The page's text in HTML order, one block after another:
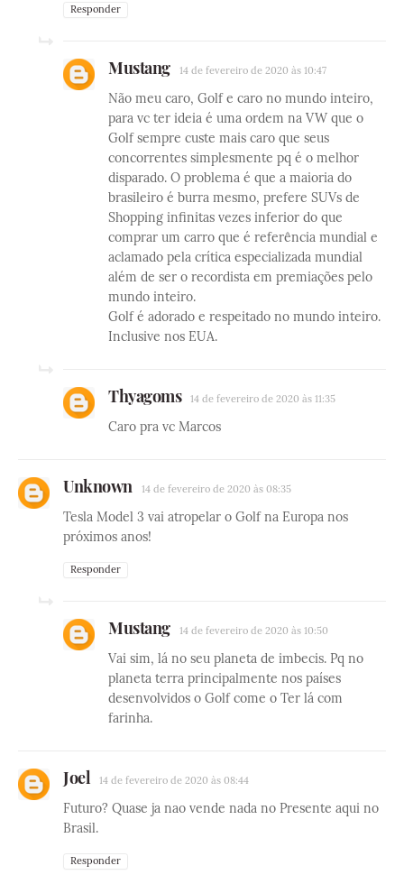
Responder
Mustang 14 de fevereiro de 2020 às 10:47
Não meu caro, Golf e caro no mundo inteiro,
para vc ter ideia é uma ordem na VW que o
Golf sempre custe mais caro que seus
concorrentes simplesmente pq é o melhor
disparado. O problema é que a maioria do
brasileiro é burra mesmo, prefere SUVs de
Shopping infinitas vezes inferior do que
comprar um carro que é referência mundial e
aclamado pela crítica especializada mundial
além de ser o recordista em premiações pelo
mundo inteiro.
Golf é adorado e respeitado no mundo inteiro.
Inclusive nos EUA.
Thyagoms 14 de fevereiro de 2020 às 11:35
Caro pra vc Marcos
Unknown 14 de fevereiro de 2020 às 08:35
Tesla Model 3 vai atropelar o Golf na Europa nos
próximos anos!
Responder
Mustang 14 de fevereiro de 2020 às 10:50
Vai sim, lá no seu planeta de imbecis. Pq no
planeta terra principalmente nos países
desenvolvidos o Golf come o Ter lá com
farinha.
Joel 14 de fevereiro de 2020 às 08:44
Futuro? Quase ja nao vende nada no Presente aqui no
Brasil.
Responder